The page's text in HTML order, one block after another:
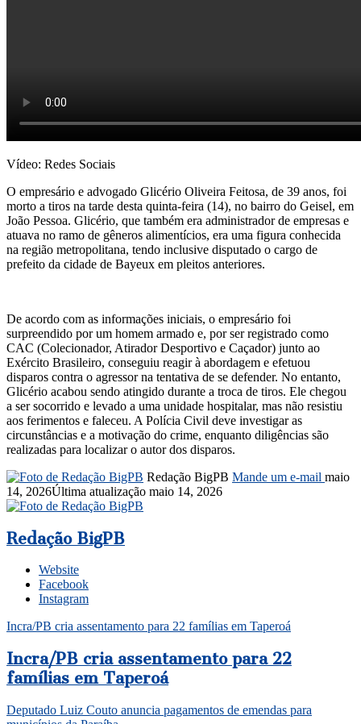
Vídeo: Redes Sociais
O empresário e advogado Glicério Oliveira Feitosa, de 39 anos, foi
morto a tiros na tarde desta quinta-feira (14), no bairro do Geisel, em
João Pessoa. Glicério, que também era administrador de empresas e
atuava no ramo de gêneros alimentícios, era uma figura conhecida
na região metropolitana, tendo inclusive disputado o cargo de
prefeito da cidade de Bayeux em pleitos anteriores.
​De acordo com as informações iniciais, o empresário foi
surpreendido por um homem armado e, por ser registrado como
CAC (Colecionador, Atirador Desportivo e Caçador) junto ao
Exército Brasileiro, conseguiu reagir à abordagem e efetuou
disparos contra o agressor na tentativa de se defender. No entanto,
Glicério acabou sendo atingido durante a troca de tiros. Ele chegou
a ser socorrido e levado a uma unidade hospitalar, mas não resistiu
aos ferimentos e faleceu. A Polícia Civil deve investigar as
circunstâncias e a motivação do crime, enquanto diligências são
realizadas para localizar o autor dos disparos.
Redação BigPB Mande um e-mail maio
14, 2026Última atualização maio 14, 2026
Redação BigPB
Website
Facebook
Instagram
Incra/PB cria assentamento para 22 famílias em Taperoá
Incra/PB cria assentamento para 22
famílias em Taperoá
Deputado Luiz Couto anuncia pagamentos de emendas para